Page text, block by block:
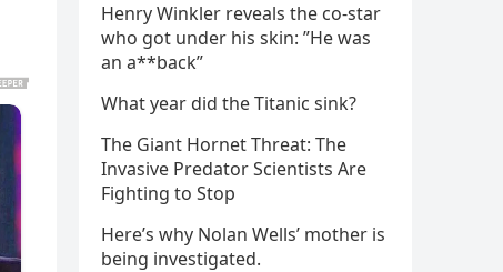
Henry Winkler reveals the co-star
who got under his skin: ”He was
an a**back”
What year did the Titanic sink?
The Giant Hornet Threat: The
Invasive Predator Scientists Are
Fighting to Stop
Here’s why Nolan Wells’ mother is
being investigated.